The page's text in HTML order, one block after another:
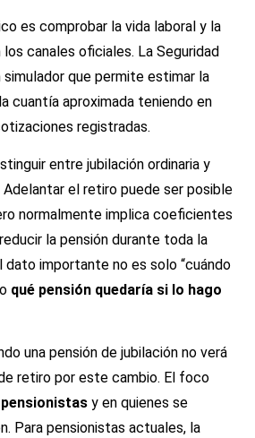
es comprobar la vida laboral y la
canales oficiales. La Seguridad
simulador que permite estimar la
cuantía aproximada teniendo en
registradas.
entre jubilación ordinaria y
Adelantar el retiro puede ser posible
normalmente implica coeficientes
la pensión durante toda la
dato importante no es solo “cuándo
qué pensión quedaría si lo hago
una pensión de jubilación no verá
retiro por este cambio. El foco
y en quienes se
Para pensionistas actuales, la